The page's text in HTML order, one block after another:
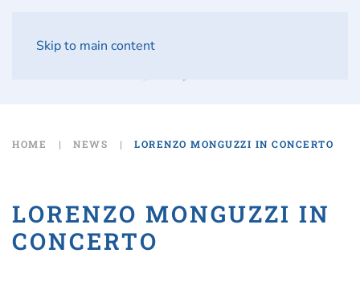
Skip to main content
HOME NEWS LORENZO MONGUZZI IN CONCERTO
LORENZO MONGUZZI IN
CONCERTO